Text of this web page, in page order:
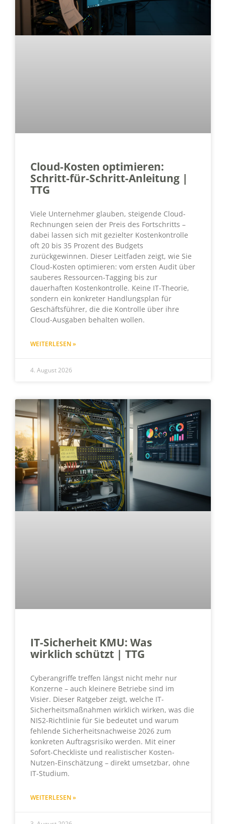
Cloud-Kosten optimieren:
Schritt-für-Schritt-Anleitung |
TTG
Viele Unternehmer glauben, steigende Cloud-
Rechnungen seien der Preis des Fortschritts –
dabei lassen sich mit gezielter Kostenkontrolle
oft 20 bis 35 Prozent des Budgets
zurückgewinnen. Dieser Leitfaden zeigt, wie Sie
Cloud-Kosten optimieren: vom ersten Audit über
sauberes Ressourcen-Tagging bis zur
dauerhaften Kostenkontrolle. Keine IT-Theorie,
sondern ein konkreter Handlungsplan für
Geschäftsführer, die die Kontrolle über ihre
Cloud-Ausgaben behalten wollen.
WEITERLESEN »
4. August 2026
IT-Sicherheit KMU: Was
wirklich schützt | TTG
Cyberangriffe treffen längst nicht mehr nur
Konzerne – auch kleinere Betriebe sind im
Visier. Dieser Ratgeber zeigt, welche IT-
Sicherheitsmaßnahmen wirklich wirken, was die
NIS2-Richtlinie für Sie bedeutet und warum
fehlende Sicherheitsnachweise 2026 zum
konkreten Auftragsrisiko werden. Mit einer
Sofort-Checkliste und realistischer Kosten-
Nutzen-Einschätzung – direkt umsetzbar, ohne
IT-Studium.
WEITERLESEN »